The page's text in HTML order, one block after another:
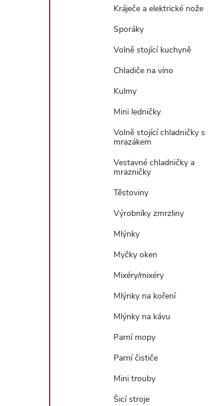
Kráječe a elektrické nože
Sporáky
Volně stojící kuchyně
Chladiče na víno
Kulmy
Mini ledničky
Volně stojící chladničky s
mrazákem
Vestavné chladničky a
mrazničky
Těstoviny
Výrobníky zmrzliny
Mlýnky
Myčky oken
Mixéry/mixéry
Mlýnky na koření
Mlýnky na kávu
Parní mopy
Parní čističe
Mini trouby
Šicí stroje